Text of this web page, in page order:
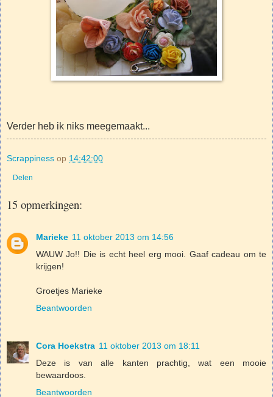
Verder heb ik niks meegemaakt...
Scrappiness op 14:42:00
Delen
15 opmerkingen:
Marieke 11 oktober 2013 om 14:56
WAUW Jo!! Die is echt heel erg mooi. Gaaf cadeau om te
krijgen!
Groetjes Marieke
Beantwoorden
Cora Hoekstra 11 oktober 2013 om 18:11
Deze is van alle kanten prachtig, wat een mooie
bewaardoos.
Beantwoorden